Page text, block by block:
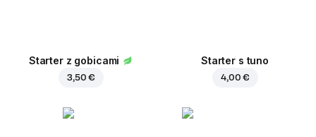
Starter z gobicami
3,50 €
Starter s tuno
4,00 €